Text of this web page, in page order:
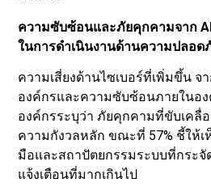
ความซับซ้อนและภัยคุกคามจาก
ในการดำเนินงานด้านความปลอด
ความเสี่ยงด้านไซเบอร์ที่เพิ่มขึ้น
องค์กรและความซับซ้อนภายในอง
องค์กรระบุว่า ภัยคุกคามที่ขับเคลื่
ความกังวลหลัก ขณะที่ 57% ชี้ให้เ
มือและสถาปัตยกรรมระบบที่กระจั
แจ้งเตือนที่มากเกินไป